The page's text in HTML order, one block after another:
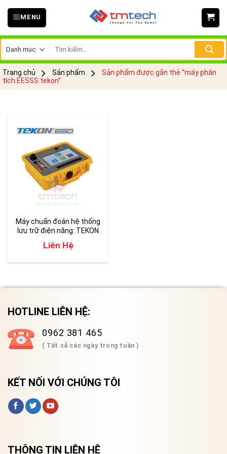
Skip
MENU
kiếm:
Trang chủ Sản phẩm
Sản phẩm được gắn thẻ “máy phân
tích EESSS tekon”
Máy chuẩn đoán hệ thống
lưu trữ điện năng: TEKON
Liên Hệ
HOTLINE LIÊN HỆ:
0962 381 465
( Tất cả các ngày trong tuần )
KẾT NỐI VỚI CHÚNG TÔI
THÔNG TIN LIÊN HỆ